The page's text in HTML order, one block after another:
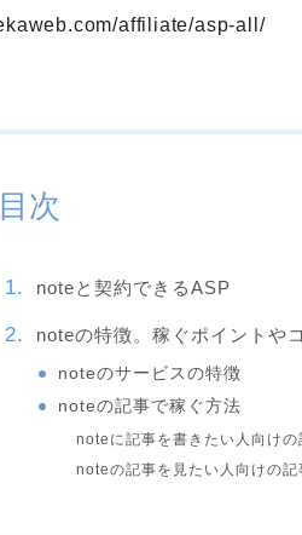
affiliate/asp-all/
目次
noteと契約できるASP
noteの特徴。稼ぐポイントや
noteのサービスの特徴
noteの記事で稼ぐ方法
noteに記事を書きたい人向けの
noteの記事を見たい人向けの記